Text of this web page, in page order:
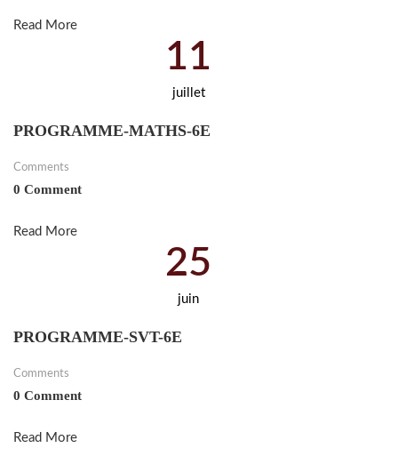
Read More
11
juillet
PROGRAMME-MATHS-6E
Comments
0 Comment
Read More
25
juin
PROGRAMME-SVT-6E
Comments
0 Comment
Read More